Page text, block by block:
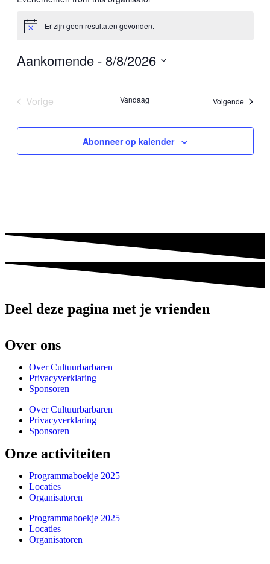
BerichtEr zijn geen resultaten gevonden.
Aankomende - 8/8/2026
datum.
Vorige
Vandaag Volgende
Abonneer op kalender
Deel deze pagina met je vrienden
Over ons
Over Cultuurbarbaren
Privacyverklaring
Sponsoren
Over Cultuurbarbaren
Privacyverklaring
Sponsoren
Onze activiteiten
Programmaboekje 2025
Locaties
Organisatoren
Programmaboekje 2025
Locaties
Organisatoren